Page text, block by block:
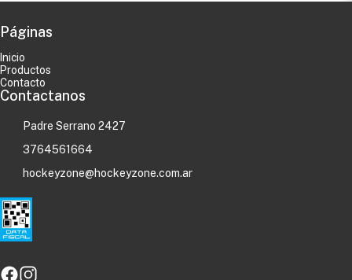
Páginas
Inicio
Productos
Contacto
Contactanos
Padre Serrano 2427
3764561664
hockeyzone@hockeyzone.com.ar